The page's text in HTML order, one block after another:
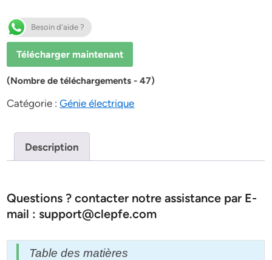
Besoin d'aide ?
Télécharger maintenant
(Nombre de téléchargements - 47)
Catégorie :Génie électrique
Description
Questions ? contacter notre assistance par E-
mail : support@clepfe.com
Table des matières